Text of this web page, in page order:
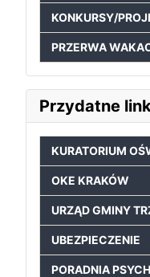
KONKURSY/
PRZERWA
Przydatne
KURATORIUM
OKE KRAKÓW
URZĄD GMINY
UBEZPIECZENIE
PORADNIA